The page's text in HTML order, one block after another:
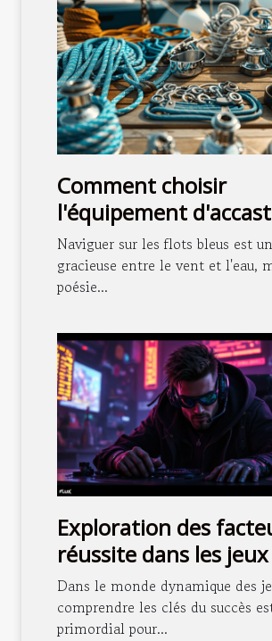
Comment choisir
l'équipement
idéal pour votre
Naviguer sur les flots bleus est
gracieuse entre le vent et l'eau,
poésie...
Exploration des
réussite dans les
Dans le monde dynamique des
comprendre les clés du succès
primordial pour...